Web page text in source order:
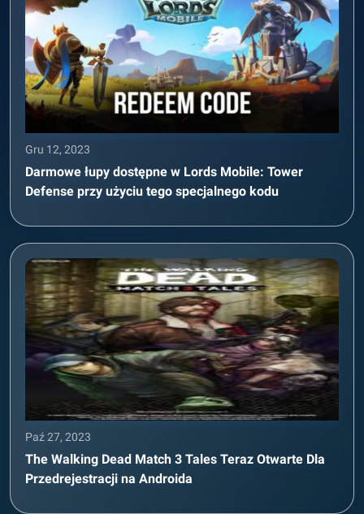
Gru 12, 2023
Darmowe łupy dostępne w Lords Mobile: Tower
Defense przy użyciu tego specjalnego kodu
Paź 27, 2023
The Walking Dead Match 3 Tales Teraz Otwarte Dla
Przedrejestracji na Androida